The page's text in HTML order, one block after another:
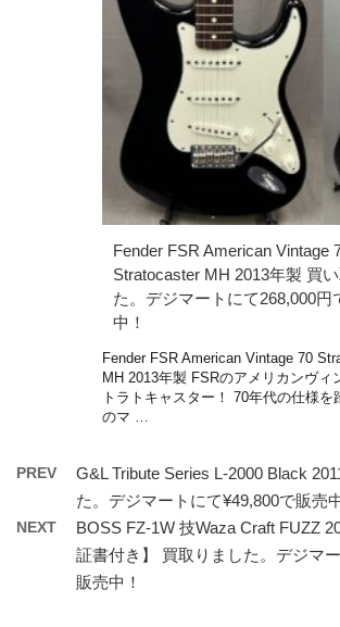
Fender FSR American Vintage
Stratocaster MH 2013年製 買
た。デジマートにて268,000円
中！
Fender FSR American Vintage 70
MH 2013年製 FSRのアメリカンヴィ
トラトキャスター！ 70年代の仕様を
のマ …
PREV
G&L Tribute Series L-2000 Black
た。デジマートにて¥49,800で販売
NEXT
BOSS FZ-1W 技Waza Craft FUZZ
証書付き】 買取りました。デジマ
販売中！